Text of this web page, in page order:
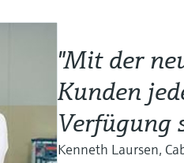
"Mit der
Kunden
Verfügung
Kenneth Laursen,